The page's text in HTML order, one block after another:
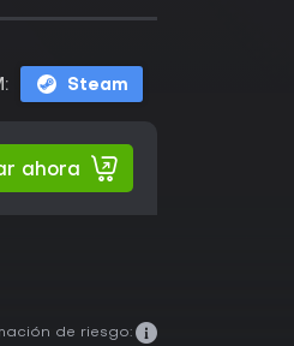
Steam
ahora
de riesgo: